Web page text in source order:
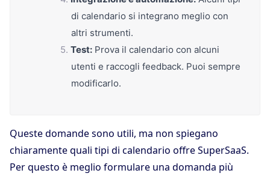
di calendario si integrano meglio con
altri strumenti.
Test:Prova il calendario con alcuni
utenti e raccogli feedback. Puoi sempre
modificarlo.
Queste domande sono utili, ma non spiegano
chiaramente quali tipi di calendario offre SuperSaaS.
Per questo è meglio formulare una domanda più